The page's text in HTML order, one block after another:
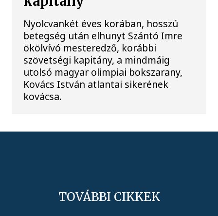
Nyolcvankét éves korában, hosszú
betegség után elhunyt Szántó Imre
ökölvívó mesteredző, korábbi
szövetségi kapitány, a mindmáig
utolsó magyar olimpiai bokszarany,
Kovács István atlantai sikerének
kovácsa.
TOVÁBBI CIKKEK